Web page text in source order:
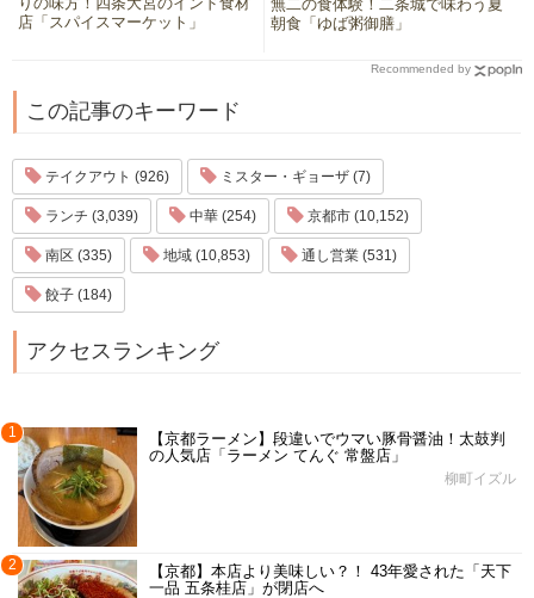
店「スパイスマーケット」
無二の食体験！二条城で味わう夏
朝食「ゆば粥御膳」
Recommended by
この記事のキーワード
テイクアウト (926) ミスター・ギョーザ (7)
ランチ (3,039) 中華 (254) 京都市 (10,152)
南区 (335) 地域 (10,853) 通し営業 (531)
餃子 (184)
アクセスランキング
1
【京都ラーメン】段違いでウマい豚骨醤油！太鼓判
の人気店「ラーメン てんぐ 常盤店」
柳町イズル
2
【京都】本店より美味しい？！ 43年愛された「天下
一品 五条桂店」が閉店へ